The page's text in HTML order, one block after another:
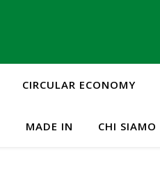
CIRCULAR ECONOMY
MADE IN CHI SIAMO